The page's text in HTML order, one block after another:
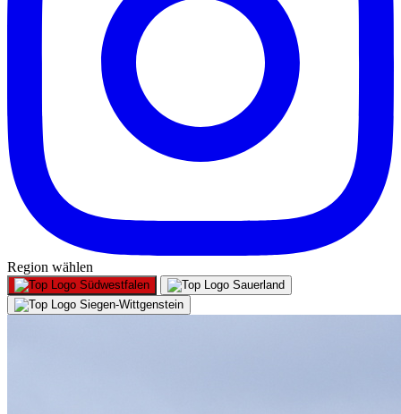
Region wählen
Südwestfalen
Sauerland
Siegen-Wittgenstein